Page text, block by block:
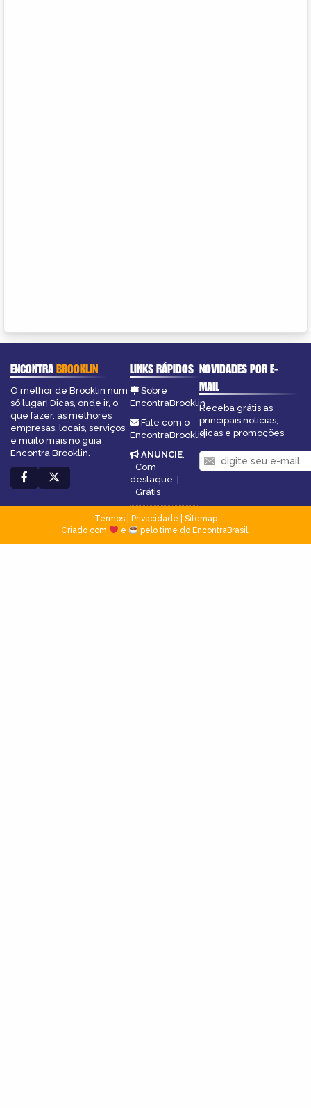
ENCONTRABROOKLIN
O melhor de Brooklin num
só lugar! Dicas, onde ir, o
que fazer, as melhores
empresas, locais, serviços
e muito mais no guia
Encontra Brooklin.
LINKS RÁPIDOS
Sobre
EncontraBrooklin
Fale com o
EncontraBrooklin
ANUNCIE:
Com
destaque |
Grátis
NOVIDADES POR E-
MAIL
Receba grátis as
principais notícias,
dicas e promoções
Termos| Privacidade
Sitemap
Criado com
e pelo time do EncontraBrasil